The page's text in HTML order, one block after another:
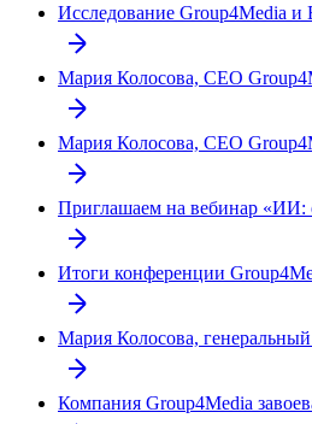
Исследование Group4Media и
Мария Колосова, СЕО
Мария Колосова, CEO
Приглашаем на вебинар «ИИ:
Итоги конференции
Мария Колосова,
Компания Group4Media